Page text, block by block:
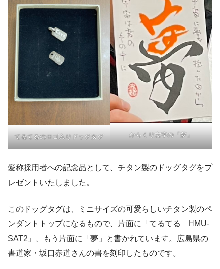
てるてるのロゴ入りドッグタグ からくり文字の「夢」
愛称採用者への記念品として、チタン製のドッグタグをプ
レゼントいたしました。
このドッグタグは、ミニサイズの可愛らしいチタン製のペ
ンダントトップになるもので、片面に「てるてる HMU-
SAT2」、もう片面に「夢」と書かれています。広島県の
書道家・坂口赤道さんの書を刻印したものです。